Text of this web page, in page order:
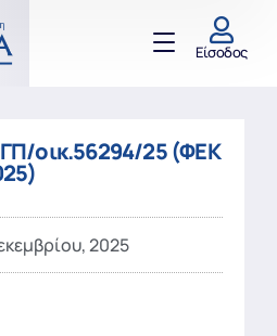
Είσοδος
οικ.56294/25 (ΦΕΚ
2025